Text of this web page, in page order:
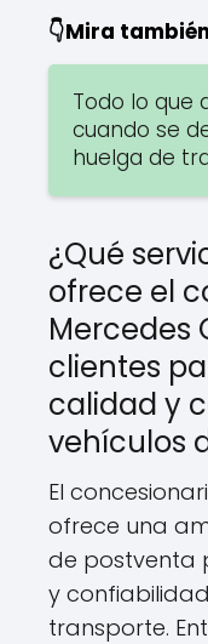
👇Mira también
Todo lo que
cuando se
huelga de
¿Qué
ofrece el
Mercedes
clientes
calidad y
vehículos
El
ofrece una
de postventa
y
transporte.